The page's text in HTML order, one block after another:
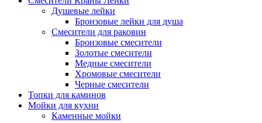
Душевые лейки
Бронзовые лейки для душа
Смесители для раковин
Бронзовые смесители
Золотые смесители
Медные смесители
Хромовые смесители
Черные смесители
Топки для каминов
Мойки для кухни
Каменные мойки